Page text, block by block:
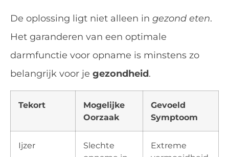
De oplossing ligt niet alleen in gezond eten.
Het garanderen van een optimale
darmfunctie voor opname is minstens zo
belangrijk voor je gezondheid.
Tekort
Mogelijke
Oorzaak
Gevoeld
Symptoom
Ijzer
Slechte
Extreme